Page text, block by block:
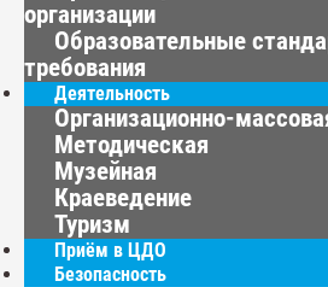
организации
Образовательные
требования
Деятельность
Организационно-
Методическая
Музейная
Краеведение
Туризм
Приём в ЦДО
Безопасность